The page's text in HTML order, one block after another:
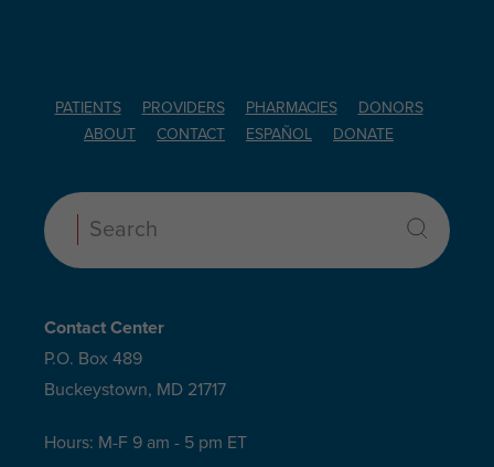
PATIENTS PROVIDERS PHARMACIES
DONORS
ABOUT
CONTACT ESPAÑOL DONATE
Search:
Contact Center
P.O. Box 489
Buckeystown, MD 21717
Hours: M-F 9 am - 5 pm ET